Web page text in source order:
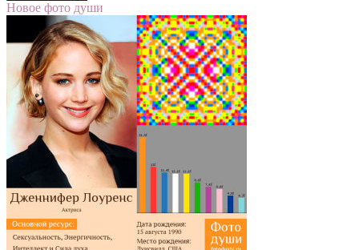
Новое фото души